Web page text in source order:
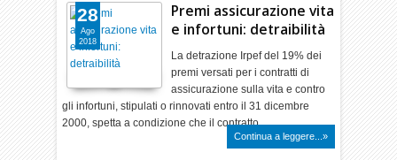
Premi assicurazione vita
e infortuni: detraibilità
La detrazione Irpef del 19% dei
premi versati per i contratti di
assicurazione sulla vita e contro
gli infortuni, stipulati o rinnovati entro il 31 dicembre
2000, spetta a condizione che il contratto…
Continua a leggere...»
28
Ago
2018